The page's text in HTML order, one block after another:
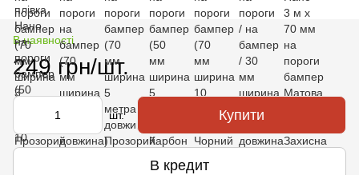
В наявності
249 грн/шт.
шт. Купити
В кредит